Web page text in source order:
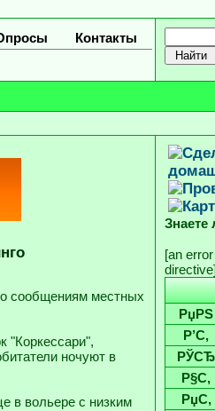
Контакты
сообщениям местных
"Коркессари",
ночуют в
в вольере с низким
Знаете
[an
directive]
РџРЅ
Р’С‚
РЎСЂ
Р§С‚
РџС‚